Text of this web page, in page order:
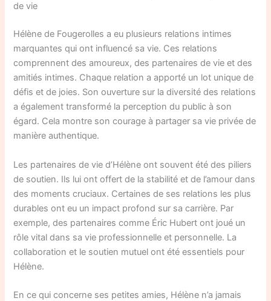
de vie
Hélène de Fougerolles a eu plusieurs relations intimes
marquantes qui ont influencé sa vie. Ces relations
comprennent des amoureux, des partenaires de vie et des
amitiés intimes. Chaque relation a apporté un lot unique de
défis et de joies. Son ouverture sur la diversité des relations
a également transformé la perception du public à son
égard. Cela montre son courage à partager sa vie privée de
manière authentique.
Les partenaires de vie d’Hélène ont souvent été des piliers
de soutien. Ils lui ont offert de la stabilité et de l’amour dans
des moments cruciaux. Certaines de ses relations les plus
durables ont eu un impact profond sur sa carrière. Par
exemple, des partenaires comme Éric Hubert ont joué un
rôle vital dans sa vie professionnelle et personnelle. La
collaboration et le soutien mutuel ont été essentiels pour
Hélène.
En ce qui concerne ses petites amies, Hélène n’a jamais